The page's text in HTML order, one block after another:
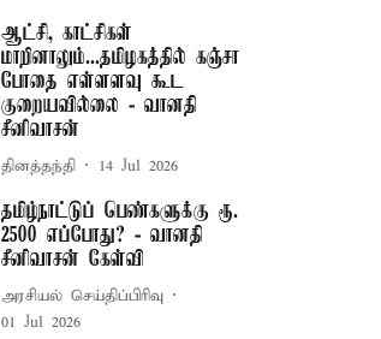
ஆட்சி, காட்சிகள்
மாறினாலும்...தமிழகத்தில் கஞ்சா
போதை எள்ளளவு கூட
குறையவில்லை - வானதி
சீனிவாசன்
தினத்தந்தி 14 Jul 2026
தமிழ்நாட்டுப் பெண்களுக்கு ரூ.
2500 எப்போது? - வானதி
சீனிவாசன் கேள்வி
அரசியல் செய்திப்பிரிவு
01 Jul 2026